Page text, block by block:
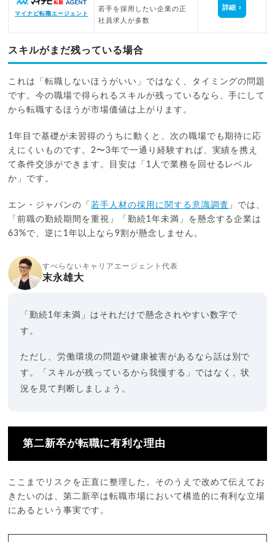
マイナビ転職エージェント
若手を採用したい企業の正
社員求人が多数
詳細
スキルがまだ残っている場合
これは「転職しないほうがいい」ではなく、タイミングの問題
です。今の職場で得られるスキルが残っているなら、手にして
から転職するほうが市場価値は上がります。
1年目で基礎が未習得のうちに動くと、次の職場でも期待に応
えにくいものです。2〜3年で一通り経験すれば、実績を携え
て条件交渉ができます。目安は「1人で業務を回せるレベル
か」です。
エン・ジャパンの「若手人材の採用に関する意識調査 」では、
「前職の勤続期間を重視」「勤続1年未満」を懸念する企業は
63%で、逆に1年以上なら9割が懸念しません。
すべらないキャリアエージェント代表
末永雄大
「勤続1年未満」はそれだけで懸念されやすい数字で
す。
ただし、労働環境の問題や健康被害があるなら話は別で
す。「スキルが残っているから我慢する」ではなく、状
況を見て判断しましょう。
第二新卒が転職に有利な理由
ここまでリスクを正直に整理した。そのうえで改めて伝えてお
きたいのは、第二新卒は転職市場において構造的に有利な立場
にあるという事実です。